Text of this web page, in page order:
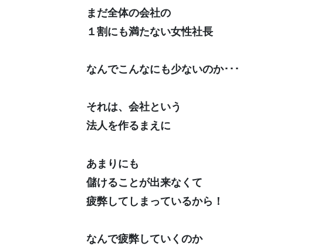
まだ全体の会社の
１割にも満たない女性社長
なんでこんなにも少ないのか･･･
それは、会社という
法人を作るまえに
あまりにも
儲けることが出来なくて
疲弊してしまっているから！
なんで疲弊していくのか